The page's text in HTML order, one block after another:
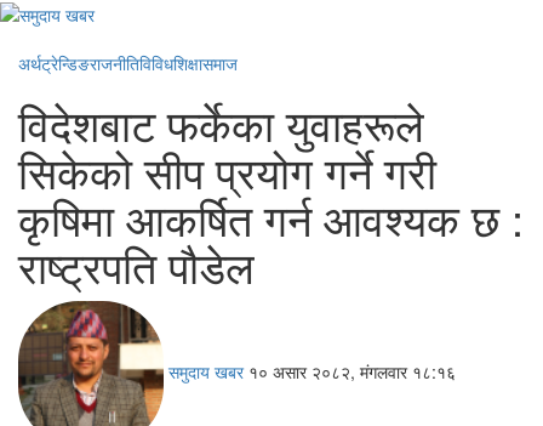
अर्थट्रेन्डिङराजनीतिविविधशिक्षासमाज
विदेशबाट फर्केका युवाहरूले
सिकेको सीप प्रयोग गर्ने गरी
कृषिमा आकर्षित गर्न आवश्यक छ :
राष्ट्रपति पौडेल
समुदाय खबर १० असार २०८२, मंगलवार १८:१६